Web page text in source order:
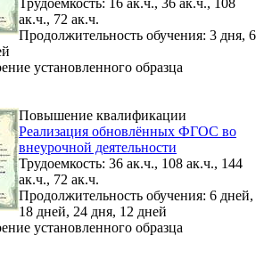
ак.ч., 72 ак.ч.
Продолжительность обучения: 3 дня, 6
установленного образца
Повышение квалификации
Реализация обновлённых ФГОС во
внеурочной деятельности
Трудоемкость: 36 ак.ч., 108 ак.ч., 144
ак.ч., 72 ак.ч.
Продолжительность обучения: 6 дней,
18 дней, 24 дня, 12 дней
установленного образца